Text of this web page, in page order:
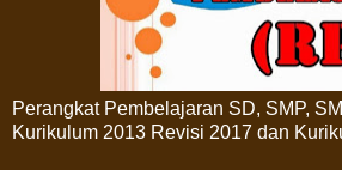
Perangkat Pembelajaran SD, SMP,
Kurikulum 2013 Revisi 2017 dan